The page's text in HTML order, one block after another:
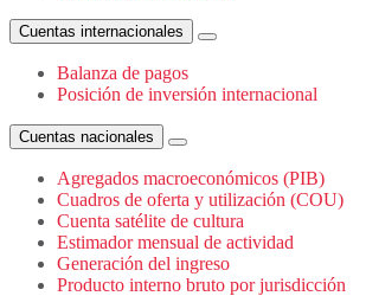
Cuentas internacionales
Balanza de pagos
Posición de inversión internacional
Cuentas nacionales
Agregados macroeconómicos (PIB)
Cuadros de oferta y utilización (COU)
Cuenta satélite de cultura
Estimador mensual de actividad
Generación del ingreso
Producto interno bruto por jurisdicción